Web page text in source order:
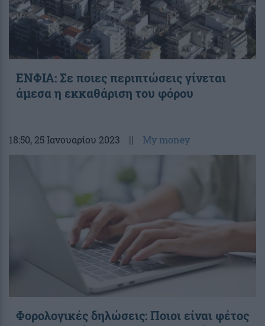
ΕΝΦΙΑ: Σε ποιες περιπτώσεις γίνεται
άμεσα η εκκαθάριση του φόρου
18:50, 25 Ιανουαρίου 2023 || My money
Φορολογικές δηλώσεις: Ποιοι είναι φέτος